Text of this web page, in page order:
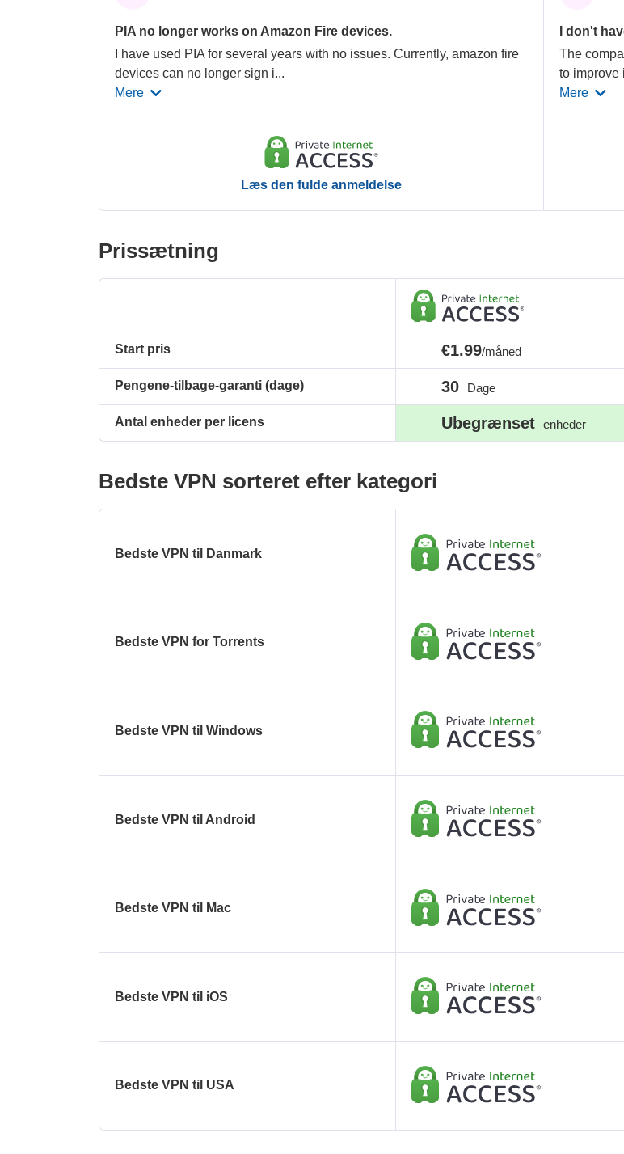
PIA no longer works on Amazon Fire devices.
I have used PIA for several years with no issues. Currently, amazon fire
devices can no longer sign i...
Mere
Læs den fulde anmeldelse
I don't
The
to improve
Mere
Prissætning
Start pris
Pengene-tilbage-garanti (dage)
Antal enheder per licens
€1.99/måned
30 Dage
Ubegrænset enheder
Bedste VPN sorteret efter kategori
Bedste VPN til Danmark
Bedste VPN for Torrents
Bedste VPN til Windows
Bedste VPN til Android
Bedste VPN til Mac
Bedste VPN til iOS
Bedste VPN til USA